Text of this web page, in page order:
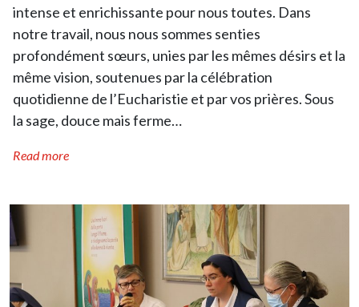
intense et enrichissante pour nous toutes. Dans
notre travail, nous nous sommes senties
profondément sœurs, unies par les mêmes désirs et la
même vision, soutenues par la célébration
quotidienne de l’Eucharistie et par vos prières. Sous
la sage, douce mais ferme…
Read more